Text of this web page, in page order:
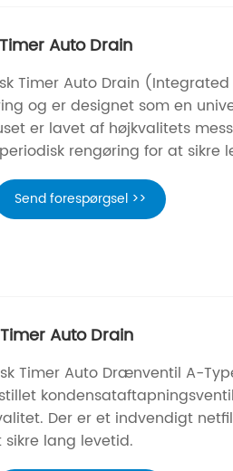
Auto Drain
Timer Auto Drain
og er designet som en
er lavet af højkvalitets
rengøring for at sikre
Send forespørgsel >>
Auto Drain
Timer Auto Drænventil A-
Der er et indvendigt
lang levetid.